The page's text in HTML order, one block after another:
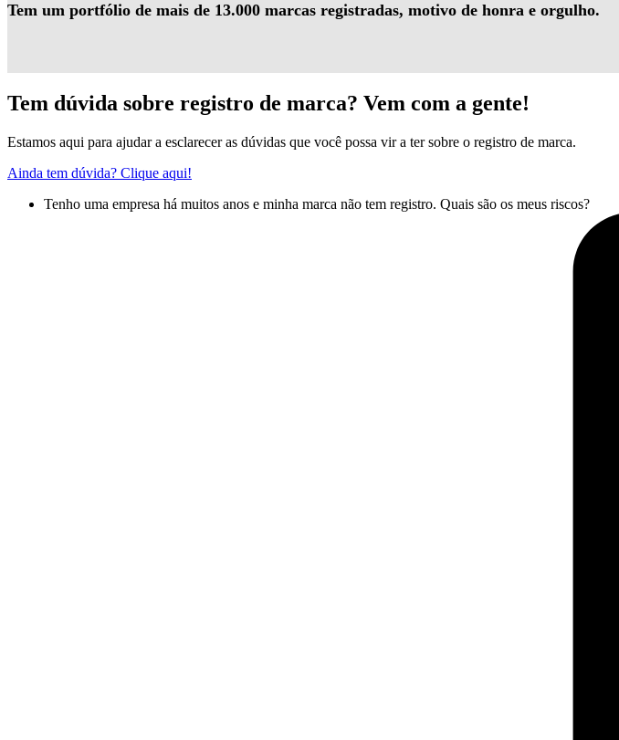
Tem um portfólio de mais de 13.000 marcas registradas, motivo de honra e orgulho.
Tem dúvida sobre registro de marca? Vem com a gente!
Estamos aqui para ajudar a esclarecer as dúvidas que você possa vir a ter sobre o registro de marca.
Ainda tem dúvida? Clique aqui!
Tenho uma empresa há muitos anos e minha marca não tem registro. Quais são os meus riscos?